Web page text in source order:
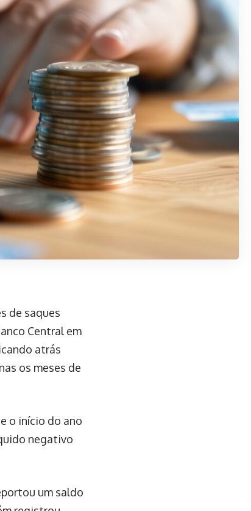
de saques
Central em
atrás
os meses de
o início do ano
negativo
um saldo